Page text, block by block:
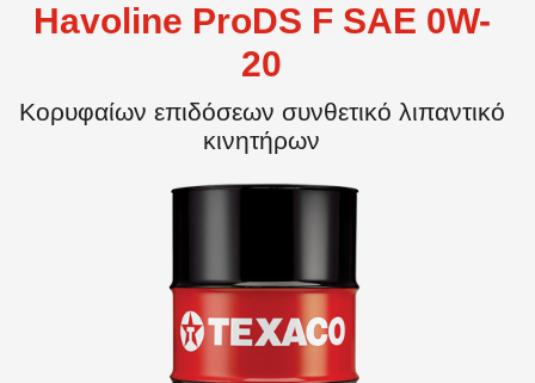
Havoline ProDS F SAE 0W-
20
Κορυφαίων επιδόσεων συνθετικό λιπαντικό
κινητήρων